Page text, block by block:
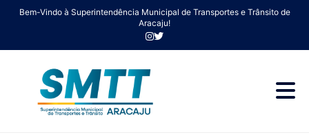
Bem-Vindo à Superintendência Municipal de Transportes e Trânsito de
Aracaju!